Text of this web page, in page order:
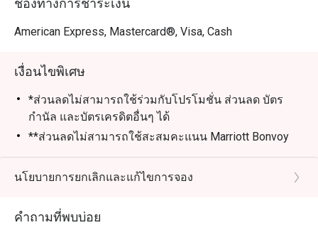
ช่องทางการชำระเงิน
American Express, Mastercard®, Visa, Cash
เงื่อนไขพิเศษ
*ส่วนลดไม่สามารถใช้ร่วมกับโปรโมชั่น ส่วนลด บัตร
กำนัล และบัตรเครดิตอื่นๆ ได้
**ส่วนลดไม่สามารถใช้สะสมคะแนน Marriott Bonvoy
และ Club Marriott milestones ได้
*** ส่วนลดไม่สามารถใช้ได้กับภาษีรัฐบาลและค่าบริการ
นโยบายการยกเลิกและแก้ไขการจอง
คำถามที่พบบ่อย